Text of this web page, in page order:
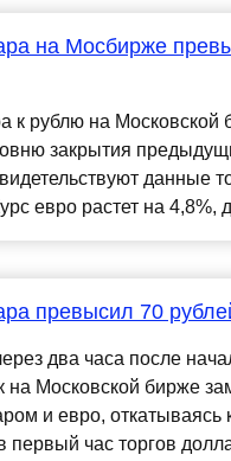
на Мосбирже
к рублю на Московской
закрытия
данные
евро растет на 4,8%,
превысил 70
два часа после
на Московской бирже
и евро,
первый час торгов